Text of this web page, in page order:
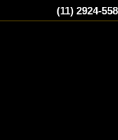
(11) 2924-